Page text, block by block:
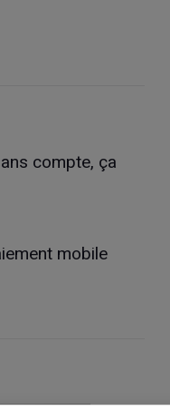
compte, ça
mobile